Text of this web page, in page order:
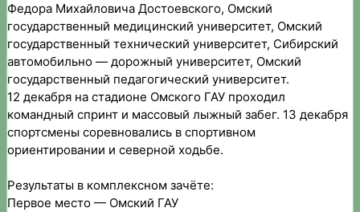
Федора Михайловича Достоевского, Омский
государственный медицинский университет, Омский
государственный технический университет, Сибирский
автомобильно — дорожный университет, Омский
государственный педагогический университет.
12 декабря на стадионе Омского ГАУ проходил
командный спринт и массовый лыжный забег. 13 декабря
спортсмены соревновались в спортивном
ориентировании и северной ходьбе.
Результаты в комплексном зачёте:
Первое место — Омский ГАУ